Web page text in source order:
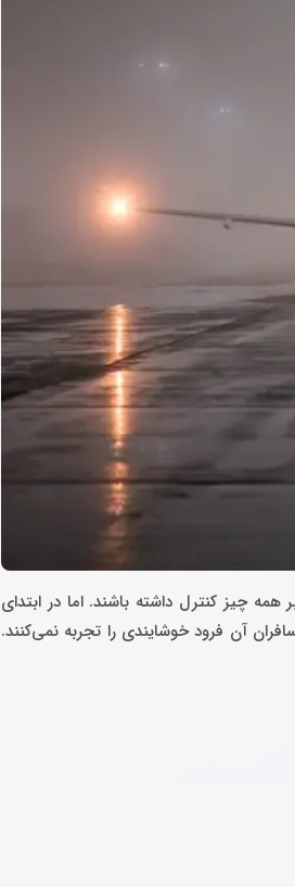
چیز کنترل داشته باشند. اما در ابتدای
آن فرود خوشایندی را تجربه نمی‌کنند.